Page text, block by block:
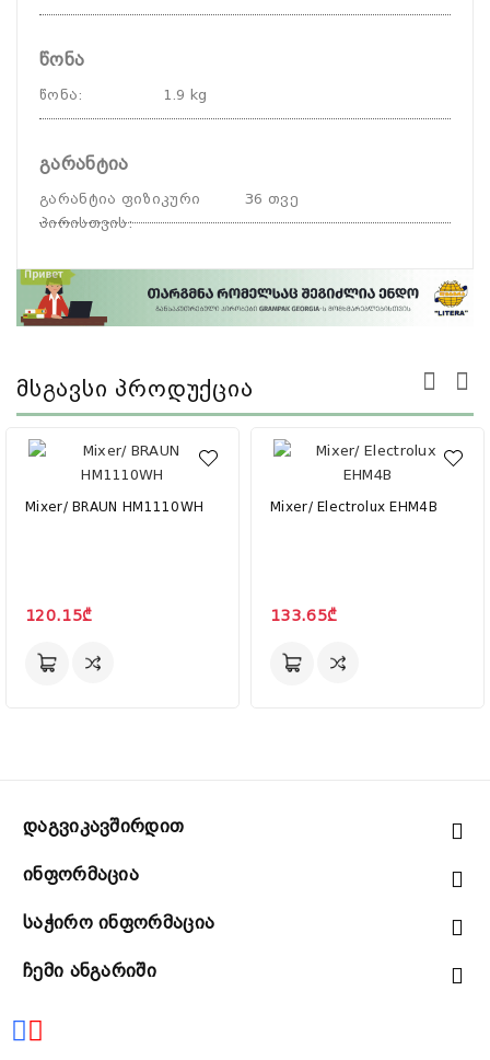
წონა
წონა: 1.9 kg
გარანტია
გარანტია ფიზიკური
პირისთვის:
36 თვე
Მსგავსი Პროდუქცია
Mixer/ BRAUN HM1110WH
120.15₾
Mixer/ Electrolux EHM4B
133.65₾
Დაგვიკავშირდით
Ინფორმაცია
Საჭირო Ინფორმაცია
Ჩემი Ანგარიში